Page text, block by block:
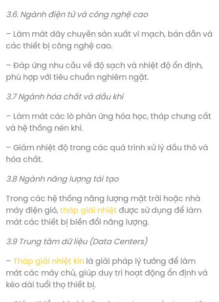
3.6. Ngành điện tử và công nghệ cao
– Làm mát dây chuyền sản xuất vi mạch, bán dẫn và
các thiết bị công nghệ cao.
– Đáp ứng nhu cầu về độ sạch và nhiệt độ ổn định,
phù hợp với tiêu chuẩn nghiêm ngặt.
3.7 Ngành hóa chất và dầu khí
– Làm mát các lò phản ứng hóa học, tháp chưng cất
và hệ thống nén khí.
– Giảm nhiệt độ trong các quá trình xử lý dầu thô và
hóa chất.
3.8 Ngành năng lượng tái tạo
Trong các hệ thống năng lượng mặt trời hoặc nhà
máy điện gió, tháp giải nhiệt được sử dụng để làm
mát các thiết bị biến đổi năng lượng.
3.9 Trung tâm dữ liệu (Data Centers)
– Tháp giải nhiệt kín là giải pháp lý tưởng để làm
mát các máy chủ, giúp duy trì hoạt động ổn định và
kéo dài tuổi thọ thiết bị.